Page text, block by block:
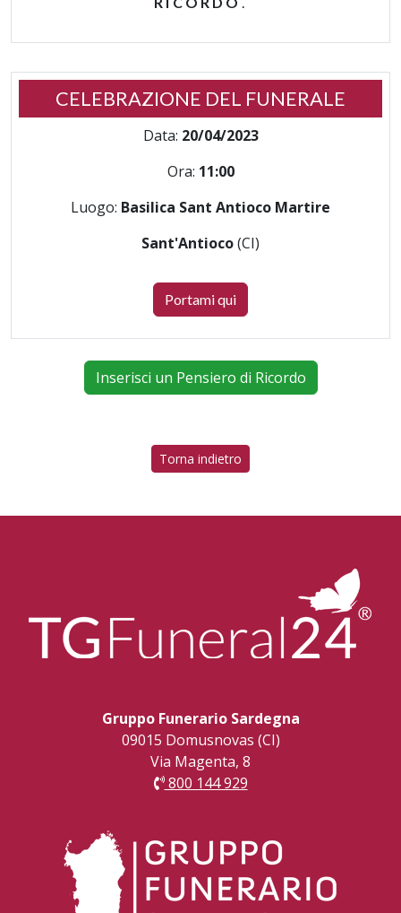
CELEBRAZIONE DEL FUNERALE
Data: 20/04/2023
Ora: 11:00
Luogo: Basilica Sant Antioco Martire
Sant'Antioco(CI)
Portami qui
Inserisci un Pensiero di Ricordo
Torna indietro
Gruppo Funerario Sardegna
09015 Domusnovas (CI)
Via Magenta, 8
800 144 929